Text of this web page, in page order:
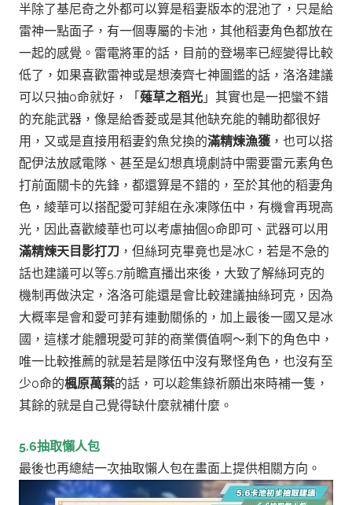
半除了基尼奇之外都可以算是稻妻版本的混池了，只是給
雷神一點面子，有一個專屬的卡池，其他稻妻角色都放在
一起的感覺。雷電將軍的話，目前的登場率已經變得比較
低了，如果喜歡雷神或是想湊齊七神圖鑑的話，洛洛建議
可以只抽0命就好，
「 薙草之稻光 」其實也是一把蠻不錯
的充能武器，像是給香菱或是其他缺充能的輔助都很好
用，又或是直接用稻妻釣魚兌換的滿精煉漁獲 ，也可以搭
配伊法放感電隊、甚至是幻想真境劇詩中需要雷元素角色
打前面關卡的先鋒，都還算是不錯的，至於其他的稻妻角
色， 綾華可以搭配愛可菲組在永凍隊伍中，有機會再現高
光，因此喜歡綾華也可以考慮抽個0命即可、武器可以用
滿精煉天目影打刀 ，但絲珂克畢竟也是冰C，若是不急的
話也建議可以等5.7前瞻直播出來後，大致了解絲珂克的
機制再做決定，洛洛可能還是會比較建議抽絲珂克，因為
大概率是會和愛可菲有連動關係的，加上最後一國又是冰
國，這樣才能體現愛可菲的商業價值啊～剩下的角色中，
唯一比較推薦的就是若是隊伍中沒有聚怪角色，也沒有至
少0命的楓原萬葉的話，可以趁集錄祈願出來時補一隻，
其餘的就是自己覺得缺什麼就補什麼 。
5.6抽取懶人包
最後也再總結一次抽取懶人包在畫面上提供相關方向。